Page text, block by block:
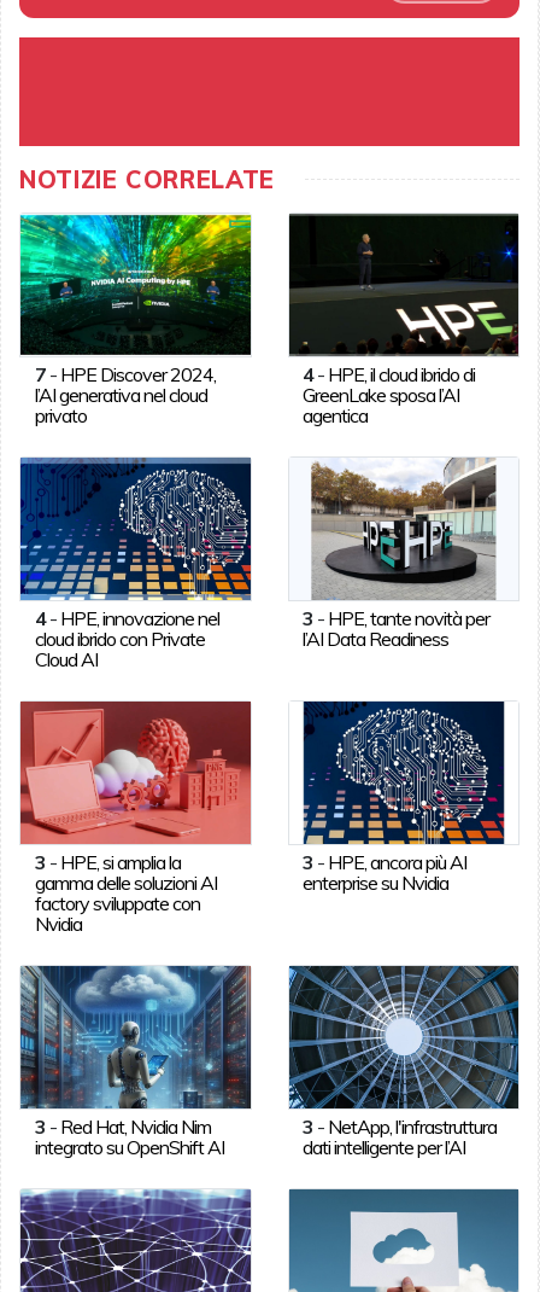
NOTIZIE CORRELATE
7- HPE Discover 2024,
l’AI generativa nel cloud
privato
4- HPE, il cloud ibrido di
GreenLake sposa l’AI
agentica
4- HPE, innovazione nel
cloud ibrido con Private
Cloud AI
3 - HPE, tante novità per
l’AI Data Readiness
3 - HPE, si amplia la
gamma delle soluzioni AI
factory sviluppate con
Nvidia
3 - HPE, ancora più AI
enterprise su Nvidia
3 - Red Hat, Nvidia Nim
integrato su OpenShift AI
3 - NetApp, l'infrastruttura
dati intelligente per l’AI